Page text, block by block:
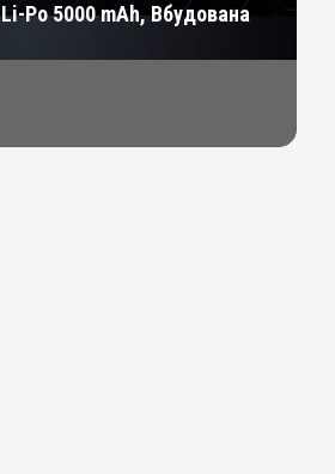
Li-Po 5000 mAh, Вбудована